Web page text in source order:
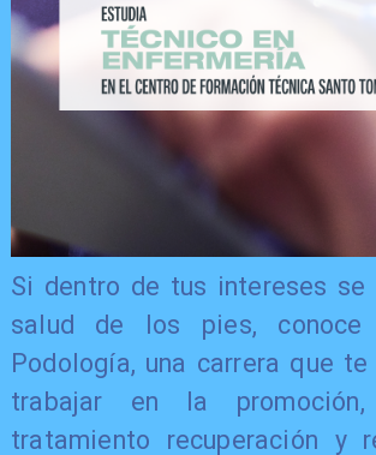
​Si dentro de tus intereses se
salud de los pies, conoce
Podología, una carrera que
trabajar en la promoción,
tratamiento recuperación y